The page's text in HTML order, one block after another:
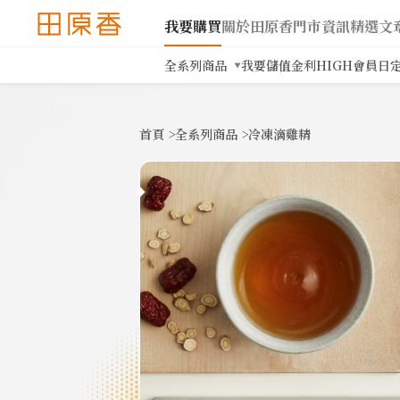
我要購買關於田原香門市資訊精選文
全系列商品 我要儲值金利HIGH會員日
首頁 >全系列商品 >冷凍滴雞精